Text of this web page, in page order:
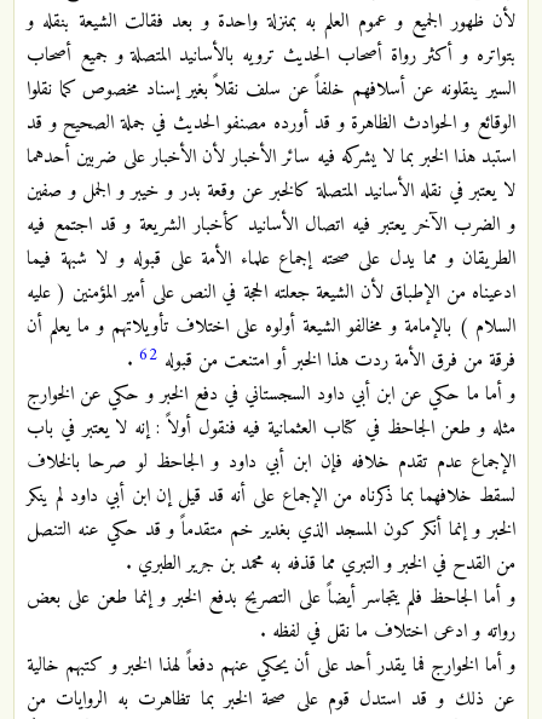
لأن ظهور الجميع و عموم العلم به بمنزلة واحدة و بعد فقالت الشيعة بنقله و
بتواتره و أكثر رواة أصحاب الحديث ترويه بالأسانيد المتصلة و جميع أصحاب
السير ينقلونه عن أسلافهم خلفاً عن سلف نقلاً بغير إسناد مخصوص كما نقلوا
الوقائع و الحوادث الظاهرة و قد أورده مصنفو الحديث في جملة الصحيح و قد
استبد هذا الخبر بما لا يشركه فيه سائر الأخبار لأن الأخبار على ضربين أحدهما
لا يعتبر في نقله الأسانيد المتصلة كالخبر عن وقعة بدر و خيبر و الجمل و صفين
و الضرب الآخر يعتبر فيه اتصال الأسانيد كأخبار الشريعة و قد اجتمع فيه
الطريقان و مما يدل على صحته إجماع علماء الأمة على قبوله و لا شبهة فيما
ادعيناه من الإطباق لأن الشيعة جعلته الحجة في النص على أمير المؤمنين ( عليه
السلام ) بالإمامة و مخالفو الشيعة أولوه على اختلاف تأويلاتهم و ما يعلم أن
فرقة من فرق الأمة ردت هذا الخبر أو امتنعت من قبوله 62
.
و أما ما حكي عن ابن أبي داود السجستاني في دفع الخبر و حكي عن الخوارج
مثله و طعن الجاحظ في كتاب العثمانية فيه فنقول أولاً : إنه لا يعتبر في باب
الإجماع عدم تقدم خلافه فإن ابن أبي داود و الجاحظ لو صرحا بالخلاف
لسقط خلافهما بما ذكرناه من الإجماع على أنه قد قيل إن ابن أبي داود لم ينكر
الخبر و إنما أنكر كون المسجد الذي بغدير خم متقدماً و قد حكي عنه التنصل
من القدح في الخبر و التبري مما قذفه به محمد بن جرير الطبري .
و أما الجاحظ فلم يتجاسر أيضاً على التصريح بدفع الخبر و إنما طعن على بعض
رواته و ادعى اختلاف ما نقل في لفظه .
و أما الخوارج فما يقدر أحد على أن يحكي عنهم دفعاً لهذا الخبر و كتبهم خالية
عن ذلك و قد استدل قوم على صحة الخبر بما تظاهرت به الروايات من